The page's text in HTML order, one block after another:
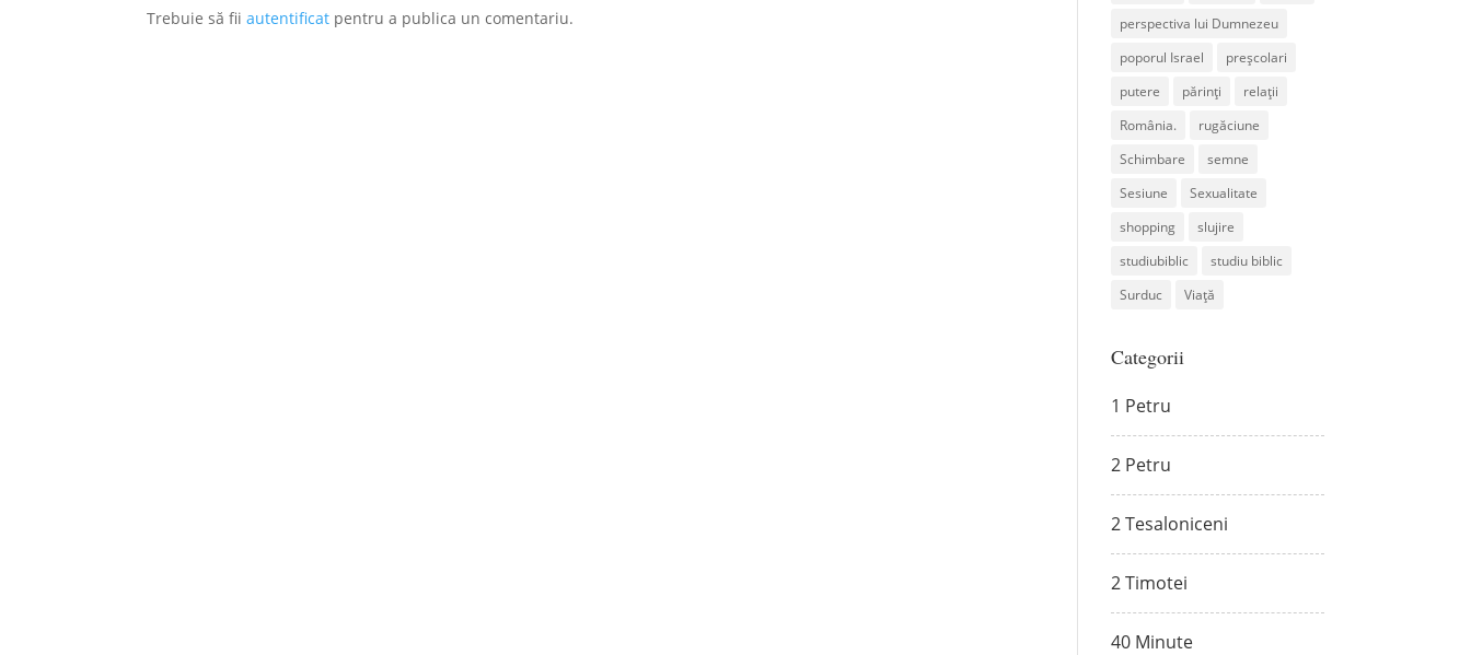
Trebuie să fiiautentificat pentru a publica un comentariu.
perspectiva lui Dumnezeu
poporul Israel
preșcolari
putere
părinți
relații
România.
rugăciune
Schimbare
semne
Sesiune
Sexualitate
shopping
slujire
studiubiblic
studiu biblic
Surduc
Viață
Categorii
1 Petru
2 Petru
2 Tesaloniceni
2 Timotei
40 Minute